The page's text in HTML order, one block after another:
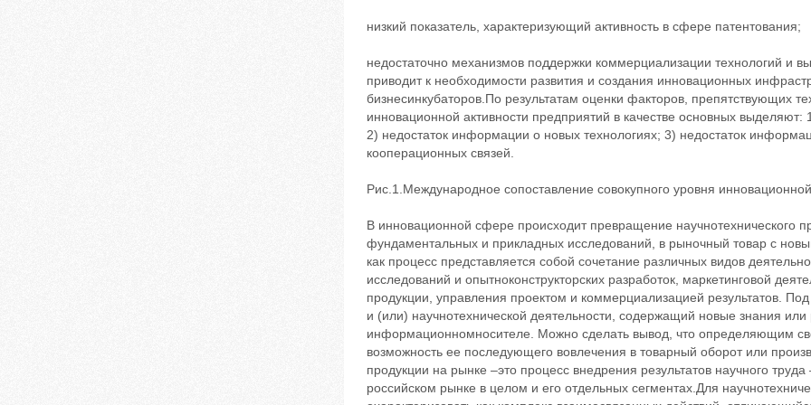
низкий показатель, характеризующий активность в сфере патентования;
недостаточно механизмов поддержки коммерциализации технологий и
приводит к необходимости развития и создания инновационных
бизнесинкубаторов.По результатам оценки факторов, препятствующих
инновационной активности предприятий в качестве основных
2) недостаток информации о новых технологиях; 3) недостаток
кооперационных связей.
Рис.1.Международное сопоставление совокупного уровня
В инновационной сфере происходит превращение научнотехнического
фундаментальных и прикладных исследований, в рыночный товар с
как процесс представляется собой сочетание различных видов
исследований и опытноконструкторских разработок, маркетинговой
продукции, управления проектом и коммерциализацией результатов.
и (или) научнотехнической деятельности, содержащий новые знания
информационномносителе. Можно сделать вывод, что определяющим
возможность ее последующего вовлечения в товарный оборот или
продукции на рынке –это процесс внедрения результатов научного
российском рынке в целом и его отдельных сегментах.Для